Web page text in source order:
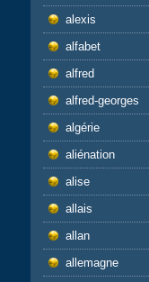
alexis
alfabet
alfred
alfred-georges
algérie
aliénation
alise
allais
allan
allemagne